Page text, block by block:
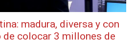
madura, diversa y con
colocar 3 millones de